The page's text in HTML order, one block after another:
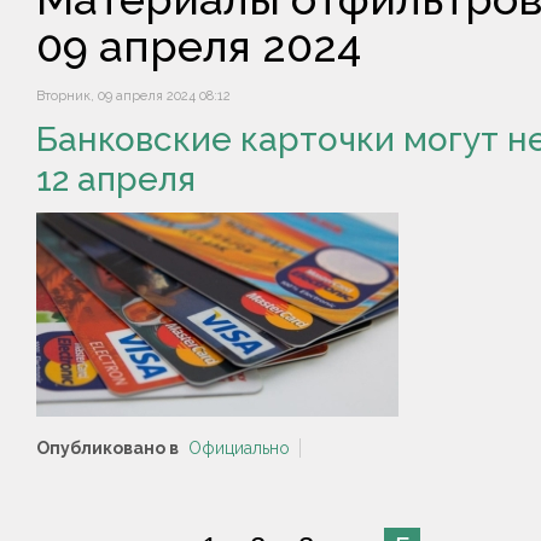
09 апреля 2024
Вторник, 09 апреля 2024 08:12
Банковские карточки могут
12 апреля
Опубликовано в Официально